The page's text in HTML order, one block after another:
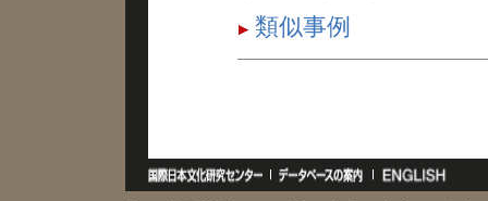
類似事例